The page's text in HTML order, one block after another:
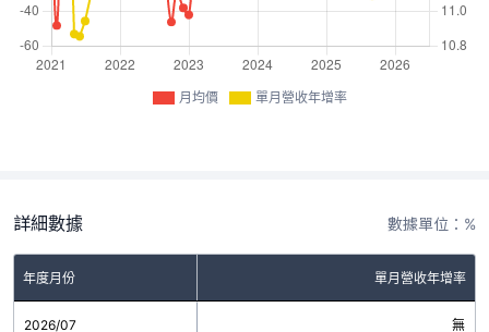
月均價 單月營收年增率
詳細數據 數據單位：%
年度月份 單月營收年增率
2026/07 無